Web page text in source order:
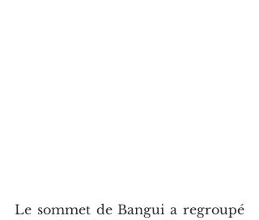
Le sommet de Bangui a regroupé